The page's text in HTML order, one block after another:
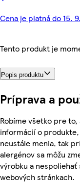
Cena je platná do 15.
Tento produkt je
Popis produktu
Príprava a
Robíme všetko pre
informácií o
neustále menia, tak
alergénov sa môžu
výrobku a
webových stránkach.